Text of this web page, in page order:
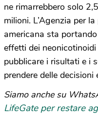
ne rimarrebbero solo
milioni. L’Agenzia per
americana sta
effetti dei
pubblicare i risultati e i
prendere delle decisioni
Siamo anche su
LifeGate per restare